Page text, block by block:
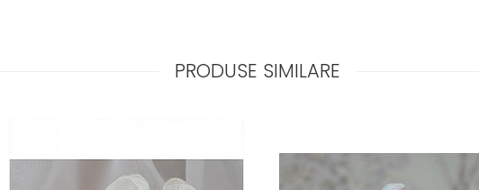
PRODUSE SIMILARE